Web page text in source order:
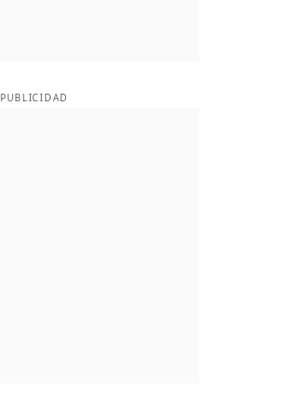
PUBLICIDAD